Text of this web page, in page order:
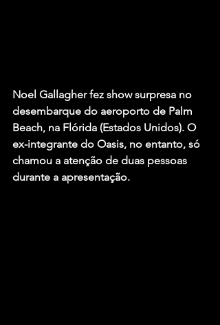
Noel Gallagher fez show surpresa no
desembarque do aeroporto de Palm
Beach, na Flórida (Estados Unidos). O
ex-integrante do Oasis, no entanto, só
chamou a atenção de duas pessoas
durante a apresentação.